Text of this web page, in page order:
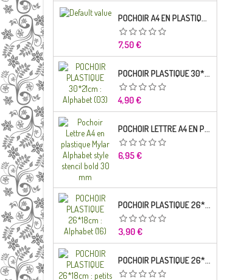
POCHOIR A4 EN PLASTIQUE MYLAR ALPHABET LETTRE TYPO CHARLEMAGNE 28 MM
Prix
7,50 €
POCHOIR PLASTIQUE 30*21CM : ALPHABET (03)
Prix
4,90 €
POCHOIR LETTRE A4 EN PLASTIQUE MYLAR ALPHABET STYLE STENCIL BOLD 30 MM
Prix
6,95 €
POCHOIR PLASTIQUE 26*18CM : ALPHABET (16)
Prix
3,90 €
POCHOIR PLASTIQUE 26*18CM : PETITS MOTIFS FLORALES